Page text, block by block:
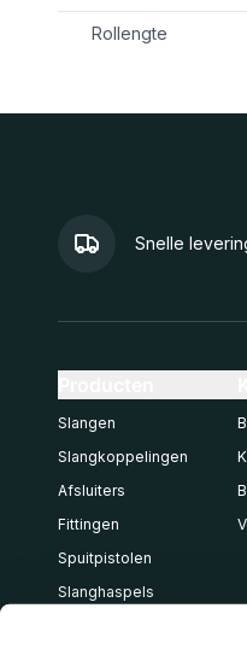
Rollengte
Snelle
Slangen
Slangkoppelingen
Afsluiters
Fittingen
Spuitpistolen
Slanghaspels